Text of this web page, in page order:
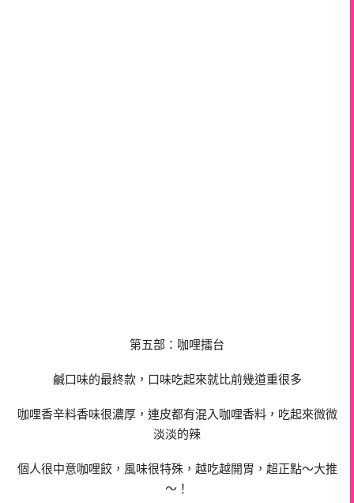
第五部：咖哩擂台
鹹口味的最終款，口味吃起來就比前幾道重很多
咖哩香辛料香味很濃厚，連皮都有混入咖哩香料，吃起來微微
淡淡的辣
個人很中意咖哩餃，風味很特殊，越吃越開胃，超正點～大推
～！